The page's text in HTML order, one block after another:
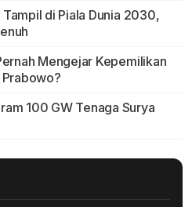
di Piala Dunia 2030,
Mengejar Kepemilikan
100 GW Tenaga Surya